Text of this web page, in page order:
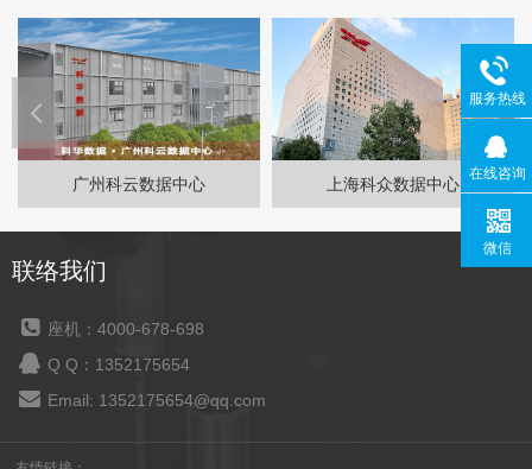
广州科云数据中心 上海科众数据中心
联络我们
座机：4000-678-698
Q Q：1352175654
Email: 1352175654@qq.com
服务热线
在线咨询
微信